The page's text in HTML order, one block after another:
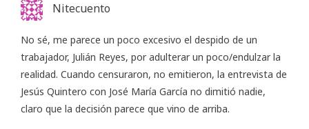
Nitecuento
No sé, me parece un poco excesivo el despido de un
trabajador, Julián Reyes, por adulterar un poco/endulzar la
realidad. Cuando censuraron, no emitieron, la entrevista de
Jesús Quintero con José María García no dimitió nadie,
claro que la decisión parece que vino de arriba.